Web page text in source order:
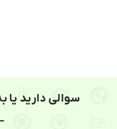
سوالی دارید یا